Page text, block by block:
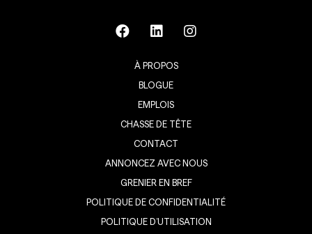
À PROPOS
BLOGUE
EMPLOIS
CHASSE DE TÊTE
CONTACT
ANNONCEZ AVEC NOUS
GRENIER EN BREF
POLITIQUE DE CONFIDENTIALITÉ
POLITIQUE D’UTILISATION